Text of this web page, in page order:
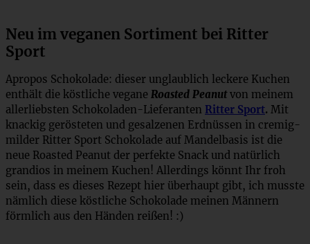
Neu im veganen Sortiment bei Ritter
Sport
Apropos Schokolade: dieser unglaublich leckere Kuchen
enthält die köstliche vegane Roasted Peanutvon meinem
allerliebsten Schokoladen-Lieferanten Ritter Sport. Mit
knackig gerösteten und gesalzenen Erdnüssen in cremig-
milder Ritter Sport Schokolade auf Mandelbasis ist die
neue Roasted Peanut der perfekte Snack und natürlich
grandios in meinem Kuchen! Allerdings könnt Ihr froh
sein, dass es dieses Rezept hier überhaupt gibt, ich musste
nämlich diese köstliche Schokolade meinen Männern
förmlich aus den Händen reißen! :)